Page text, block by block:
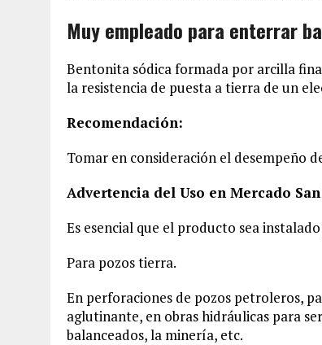
Muy empleado para enterrar
Bentonita sódica formada por arcilla
la resistencia de puesta a tierra de un
Recomendación:
Tomar en consideración el desempeño
Advertencia del Uso en Mercado
Es esencial que el producto sea
Para pozos tierra.
En perforaciones de pozos petroleros,
aglutinante, en obras hidráulicas para
balanceados, la minería, etc.